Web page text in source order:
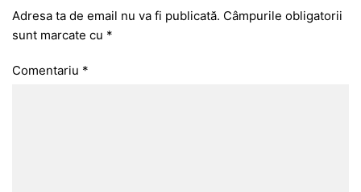
Adresa ta de email nu va fi publicată. Câmpurile obligatorii
sunt marcate cu *
Comentariu *